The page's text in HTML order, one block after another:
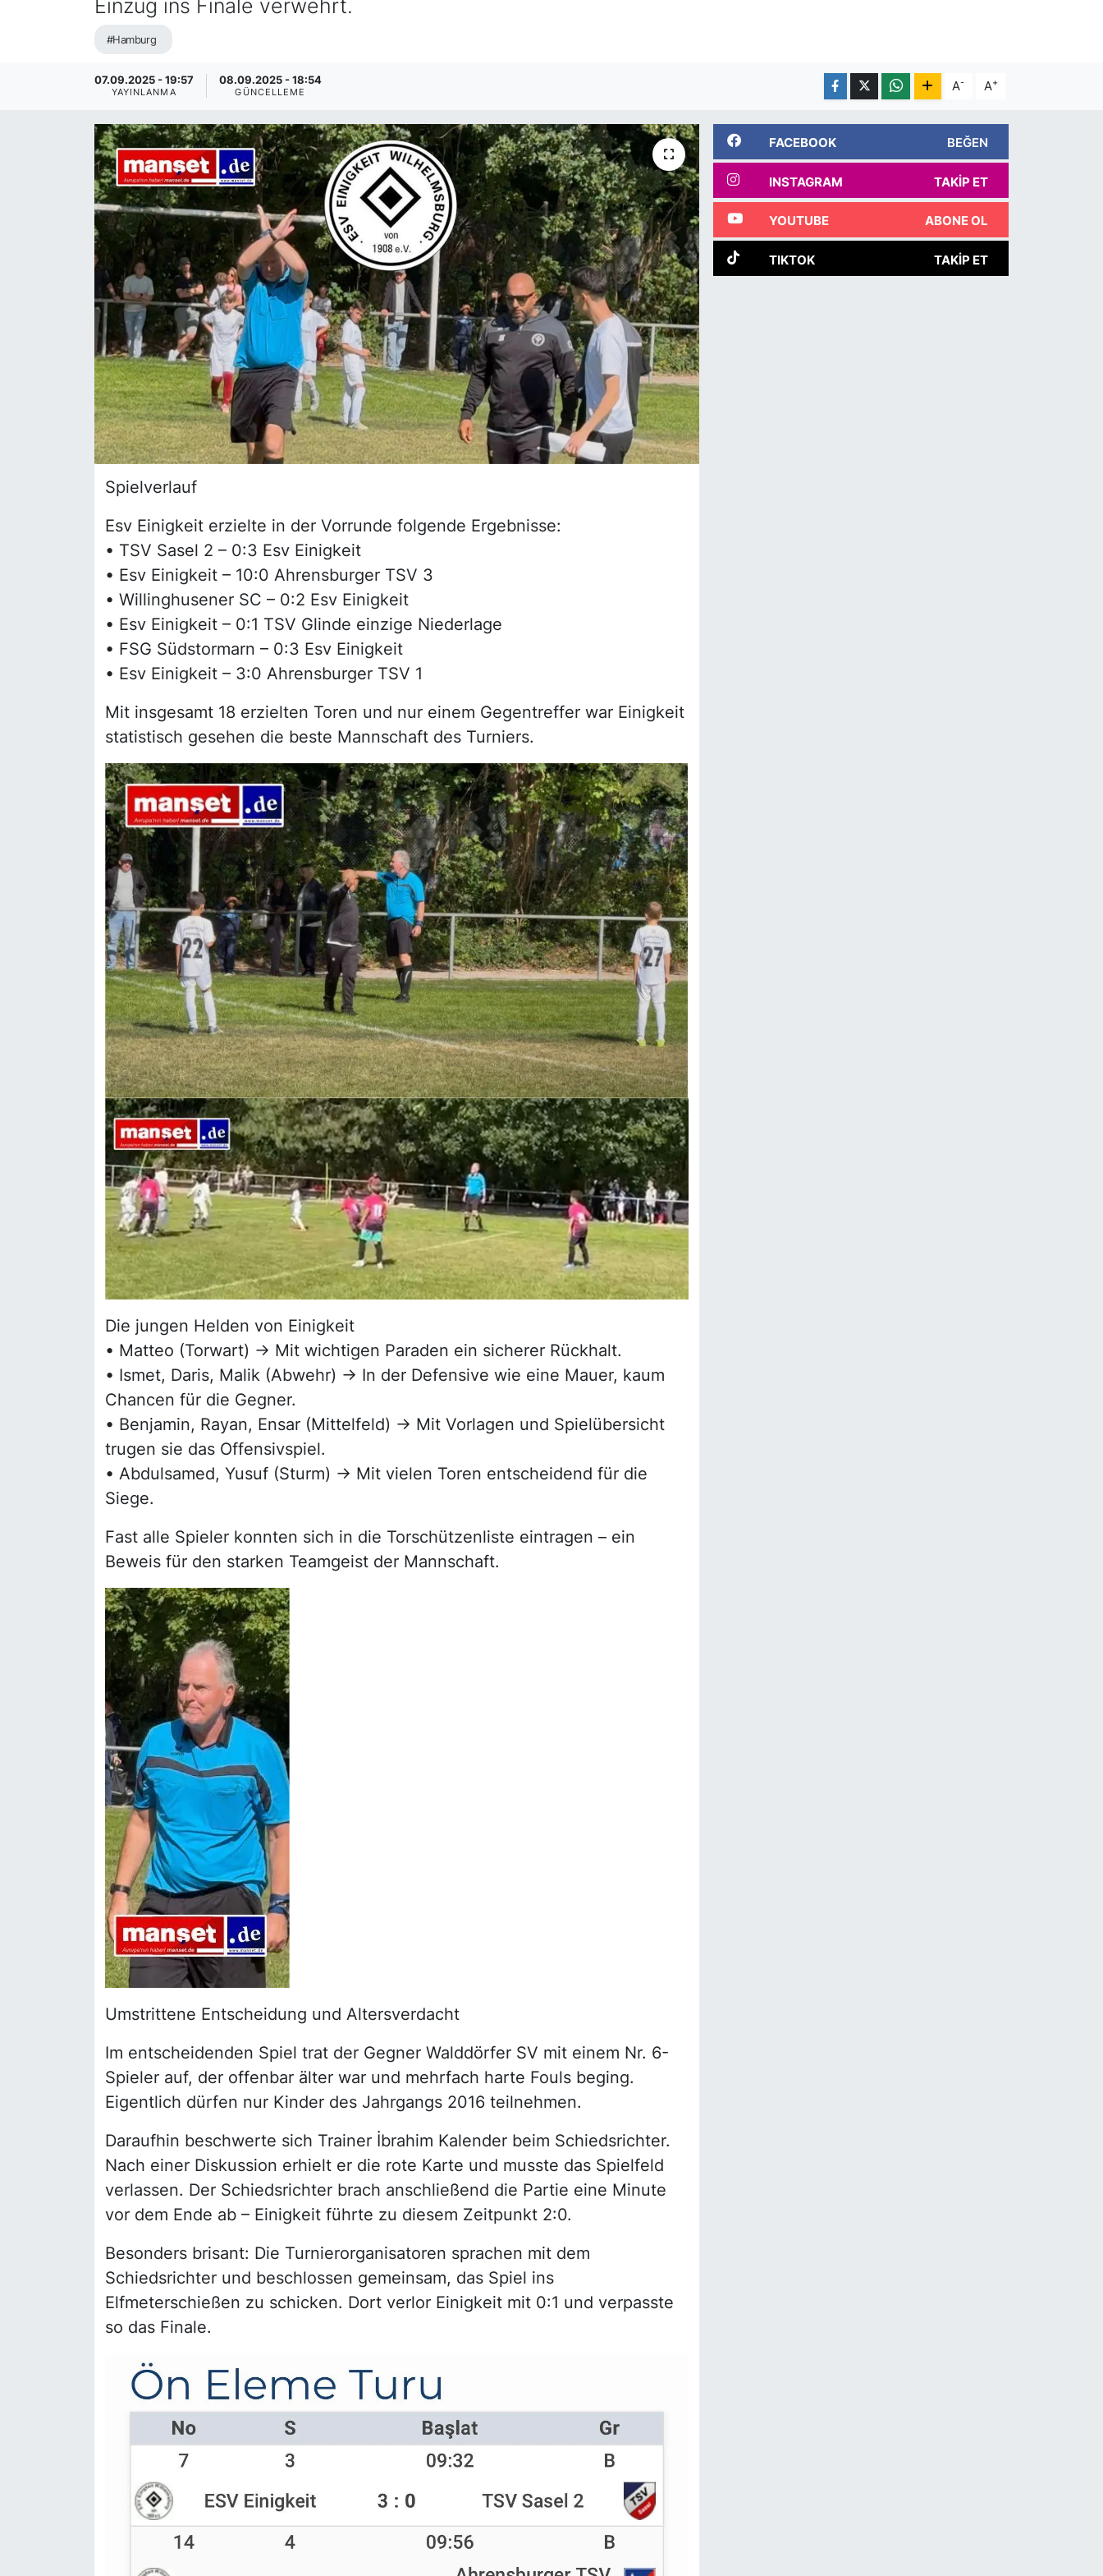
Einzug ins Finale verwehrt.
#Hamburg
07.09.2025 - 19:57
YAYINLANMA
08.09.2025 - 18:54
GÜNCELLEME A- A+
Spielverlauf
Esv Einigkeit erzielte in der Vorrunde folgende Ergebnisse:
• TSV Sasel 2 – 0:3 Esv Einigkeit
• Esv Einigkeit – 10:0 Ahrensburger TSV 3
• Willinghusener SC – 0:2 Esv Einigkeit
• Esv Einigkeit – 0:1 TSV Glinde einzige Niederlage
• FSG Südstormarn – 0:3 Esv Einigkeit
• Esv Einigkeit – 3:0 Ahrensburger TSV 1
Mit insgesamt 18 erzielten Toren und nur einem Gegentreffer war Einigkeit
statistisch gesehen die beste Mannschaft des Turniers.
Die jungen Helden von Einigkeit
• Matteo (Torwart) → Mit wichtigen Paraden ein sicherer Rückhalt.
• Ismet, Daris, Malik (Abwehr) → In der Defensive wie eine Mauer, kaum
Chancen für die Gegner.
• Benjamin, Rayan, Ensar (Mittelfeld) → Mit Vorlagen und Spielübersicht
trugen sie das Offensivspiel.
• Abdulsamed, Yusuf (Sturm) → Mit vielen Toren entscheidend für die
Siege.
Fast alle Spieler konnten sich in die Torschützenliste eintragen – ein
Beweis für den starken Teamgeist der Mannschaft.
Umstrittene Entscheidung und Altersverdacht
Im entscheidenden Spiel trat der Gegner Walddörfer SV mit einem Nr. 6-
Spieler auf, der offenbar älter war und mehrfach harte Fouls beging.
Eigentlich dürfen nur Kinder des Jahrgangs 2016 teilnehmen.
Daraufhin beschwerte sich Trainer İbrahim Kalender beim Schiedsrichter.
Nach einer Diskussion erhielt er die rote Karte und musste das Spielfeld
verlassen. Der Schiedsrichter brach anschließend die Partie eine Minute
vor dem Ende ab – Einigkeit führte zu diesem Zeitpunkt 2:0.
Besonders brisant: Die Turnierorganisatoren sprachen mit dem
Schiedsrichter und beschlossen gemeinsam, das Spiel ins
Elfmeterschießen zu schicken. Dort verlor Einigkeit mit 0:1 und verpasste
so das Finale.
FACEBOOK BEĞEN
INSTAGRAM TAKIP ET
YOUTUBE ABONE OL
TIKTOK TAKIP ET
SAĞLIK